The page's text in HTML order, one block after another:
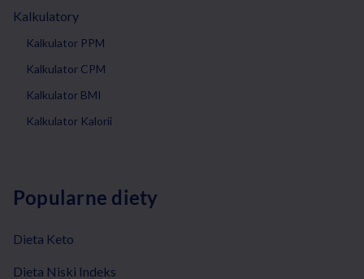
Kalkulatory
Kalkulator PPM
Kalkulator CPM
Kalkulator BMI
Kalkulator Kalorii
Popularne diety
Dieta Keto
Dieta Niski Indeks